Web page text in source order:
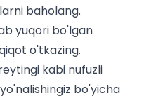
baholang.
yuqori bo'lgan
o'tkazing.
kabi nufuzli
bo'yicha